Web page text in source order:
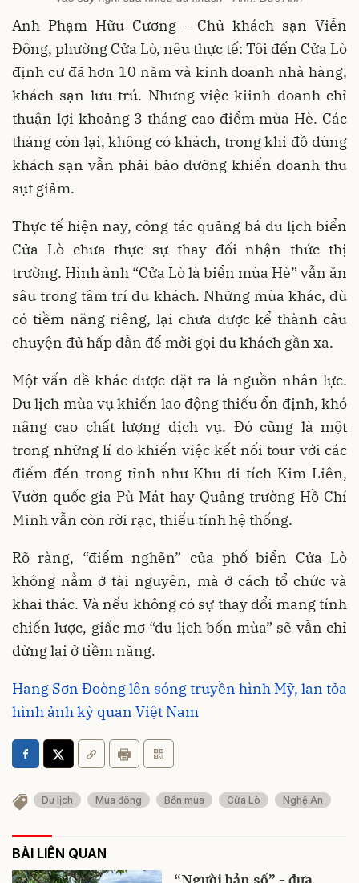
Anh Phạm Hữu Cương - Chủ khách sạn Viễn
Đông, phường Cửa Lò, nêu thực tế: Tôi đến Cửa Lò
định cư đã hơn 10 năm và kinh doanh nhà hàng,
khách sạn lưu trú. Nhưng việc kiinh doanh chỉ
thuận lợi khoảng 3 tháng cao điểm mùa Hè. Các
tháng còn lại, không có khách, trong khi đồ dùng
khách sạn vẫn phải bảo dưỡng khiến doanh thu
sụt giảm.
Thực tế hiện nay, công tác quảng bá du lịch biển
Cửa Lò chưa thực sự thay đổi nhận thức thị
trường. Hình ảnh “Cửa Lò là biển mùa Hè” vẫn ăn
sâu trong tâm trí du khách. Những mùa khác, dù
có tiềm năng riêng, lại chưa được kể thành câu
chuyện đủ hấp dẫn để mời gọi du khách gần xa.
Một vấn đề khác được đặt ra là nguồn nhân lực.
Du lịch mùa vụ khiến lao động thiếu ổn định, khó
nâng cao chất lượng dịch vụ. Đó cũng là một
trong những lí do khiến việc kết nối tour với các
điểm đến trong tỉnh như Khu di tích Kim Liên,
Vườn quốc gia Pù Mát hay Quảng trường Hồ Chí
Minh vẫn còn rời rạc, thiếu tính hệ thống.
Rõ ràng, “điểm nghẽn” của phố biển Cửa Lò
không nằm ở tài nguyên, mà ở cách tổ chức và
khai thác. Và nếu không có sự thay đổi mang tính
chiến lược, giấc mơ “du lịch bốn mùa” sẽ vẫn chỉ
dừng lại ở tiềm năng.
Hang Sơn Đoòng lên sóng truyền hình Mỹ, lan tỏa
hình ảnh kỳ quan Việt Nam
Du lịch Mùa đông Bốn mùa Cửa Lò Nghệ An
BÀI LIÊN QUAN